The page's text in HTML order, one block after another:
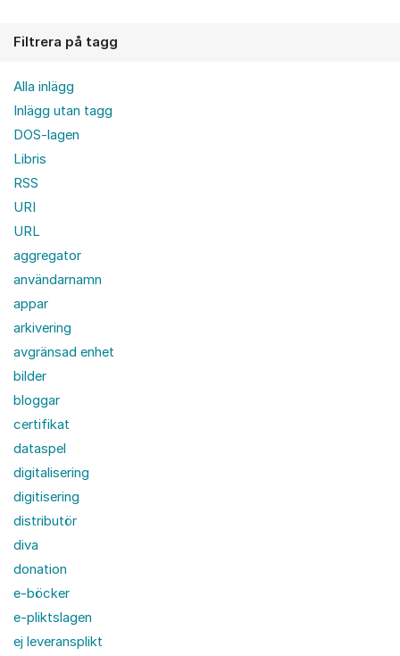
Filtrera på tagg
Alla inlägg
Inlägg utan tagg
DOS-lagen
Libris
RSS
URI
URL
aggregator
användarnamn
appar
arkivering
avgränsad enhet
bilder
bloggar
certifikat
dataspel
digitalisering
digitisering
distributör
diva
donation
e-böcker
e-pliktslagen
ej leveransplikt